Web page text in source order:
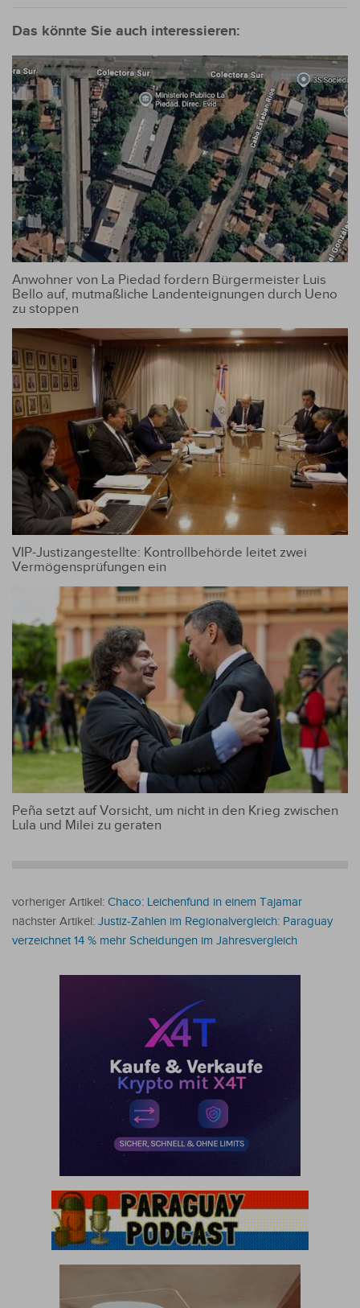
reformieren
Das könnte Sie auch interessieren:
Anwohner von La Piedad fordern Bürgermeister Luis
Bello auf, mutmaßliche Landenteignungen durch Ueno
zu stoppen
VIP-Justizangestellte: Kontrollbehörde leitet zwei
Vermögensprüfungen ein
Peña setzt auf Vorsicht, um nicht in den Krieg zwischen
Lula und Milei zu geraten
vorheriger Artikel: Chaco: Leichenfund in einem Tajamar
nächster Artikel: Justiz-Zahlen im Regionalvergleich: Paraguay
verzeichnet 14 % mehr Scheidungen im Jahresvergleich